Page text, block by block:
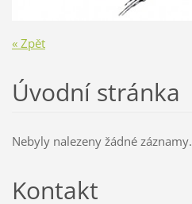
« Zpět
Úvodní stránka
Nebyly nalezeny žádné záznamy.
Kontakt